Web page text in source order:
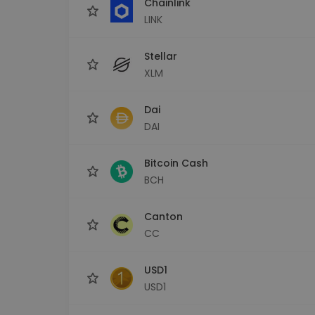
LINK
Stellar
XLM
Dai
DAI
Bitcoin Cash
BCH
Canton
CC
USD1
USD1